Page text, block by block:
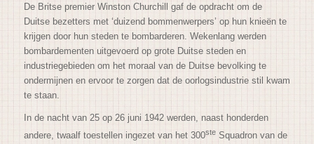
De Britse premier Winston Churchill gaf de opdracht om de
Duitse bezetters met ‘duizend bommenwerpers’ op hun knieën te
krijgen door hun steden te bombarderen. Wekenlang werden
bombardementen uitgevoerd op grote Duitse steden en
industriegebieden om het moraal van de Duitse bevolking te
ondermijnen en ervoor te zorgen dat de oorlogsindustrie stil kwam
te staan.
In de nacht van 25 op 26 juni 1942 werden, naast honderden
andere, twaalf toestellen ingezet van het 300steSquadron van de